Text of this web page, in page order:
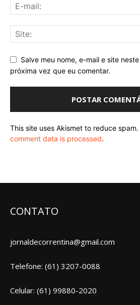
Salve meu nome, e-mail e site
próxima vez que eu comentar.
This site uses Akismet to reduce spam.
comment data is processed.
CONTATO
jornaldecorrentina@gmail.com
Telefone: (61) 3207-0088
Celular: (61) 99880-2020